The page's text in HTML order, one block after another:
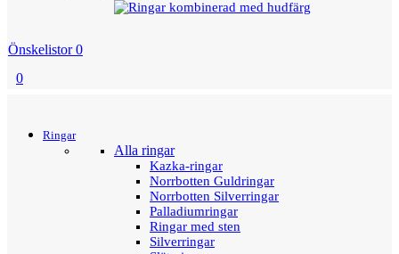
Önskelistor 0
0
Ringar
Alla ringar
Kazka-ringar
Norrbotten Guldringar
Norrbotten Silverringar
Palladiumringar
Ringar med sten
Silverringar